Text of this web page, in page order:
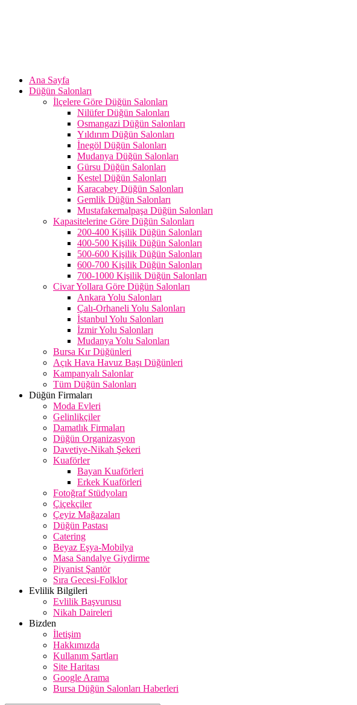
Ana Sayfa
Düğün Salonları
İlçelere Göre Düğün Salonları
Nilüfer Düğün Salonları
Osmangazi Düğün Salonları
Yıldırım Düğün Salonları
İnegöl Düğün Salonları
Mudanya Düğün Salonları
Gürsu Düğün Salonları
Kestel Düğün Salonları
Karacabey Düğün Salonları
Gemlik Düğün Salonları
Mustafakemalpaşa Düğün Salonları
Kapasitelerine Göre Düğün Salonları
200-400 Kişilik Düğün Salonları
400-500 Kişilik Düğün Salonları
500-600 Kişilik Düğün Salonları
600-700 Kişilik Düğün Salonları
700-1000 Kişilik Düğün Salonları
Civar Yollara Göre Düğün Salonları
Ankara Yolu Salonları
Çalı-Orhaneli Yolu Salonları
İstanbul Yolu Salonları
İzmir Yolu Salonları
Mudanya Yolu Salonları
Bursa Kır Düğünleri
Açık Hava Havuz Başı Düğünleri
Kampanyalı Salonlar
Tüm Düğün Salonları
Düğün Firmaları
Moda Evleri
Gelinlikçiler
Damatlık Firmaları
Düğün Organizasyon
Davetiye-Nikah Şekeri
Kuaförler
Bayan Kuaförleri
Erkek Kuaförleri
Fotoğraf Stüdyoları
Çiçekçiler
Çeyiz Mağazaları
Düğün Pastası
Catering
Beyaz Eşya-Mobilya
Masa Sandalye Giydirme
Piyanist Şantör
Sıra Gecesi-Folklor
Evlilik Bilgileri
Evlilik Başvurusu
Nikah Daireleri
Bizden
İletişim
Hakkımızda
Kullanım Şartları
Site Haritası
Google Arama
Bursa Düğün Salonları Haberleri